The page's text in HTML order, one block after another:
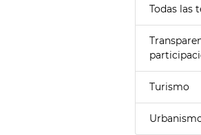
Todas las
Turismo